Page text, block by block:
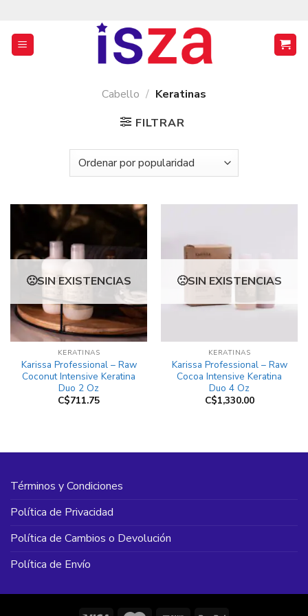
contenido
Cabello / Keratinas
FILTRAR
SIN EXISTENCIAS
KERATINAS
Karissa Professional – Raw
Coconut Intensive Keratina
Duo 2 Oz
C$711.75
SIN EXISTENCIAS
KERATINAS
Karissa Professional – Raw
Cocoa Intensive Keratina
Duo 4 Oz
C$1,330.00
Términos y Condiciones
Política de Privacidad
Política de Cambios o Devolución
Política de Envío